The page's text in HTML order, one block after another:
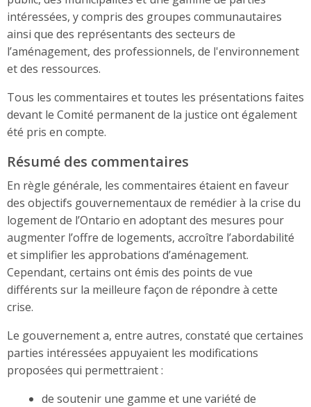
intéressées, y compris des groupes communautaires
ainsi que des représentants des secteurs de
l’aménagement, des professionnels, de l'environnement
et des ressources.
Tous les commentaires et toutes les présentations faites
devant le Comité permanent de la justice ont également
été pris en compte.
Résumé des commentaires
En règle générale, les commentaires étaient en faveur
des objectifs gouvernementaux de remédier à la crise du
logement de l’Ontario en adoptant des mesures pour
augmenter l’offre de logements, accroître l’abordabilité
et simplifier les approbations d’aménagement.
Cependant, certains ont émis des points de vue
différents sur la meilleure façon de répondre à cette
crise.
Le gouvernement a, entre autres, constaté que certaines
parties intéressées appuyaient les modifications
proposées qui permettraient :
de soutenir une gamme et une variété de